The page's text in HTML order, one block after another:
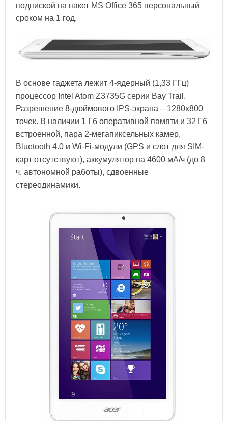
подпиской на пакет MS Office 365 персональный
сроком на 1 год.
В основе гаджета лежит 4-ядерный (1,33 ГГц)
процессор Intel Atom Z3735G серии Bay Trail.
Разрешение 8-дюймового IPS-экрана – 1280х800
точек. В наличии 1 Гб оперативной памяти и 32 Гб
встроенной, пара 2-мегапиксельных камер,
Bluetooth 4.0 и Wi-Fi-модули (GPS и слот для SIM-
карт отсутствуют), аккумулятор на 4600 мА/ч (до 8
ч. автономной работы), сдвоенные
стереодинамики.